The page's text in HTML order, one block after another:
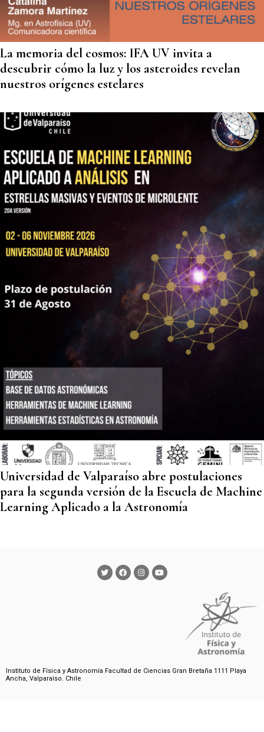
La memoria del cosmos: IFA UV invita a
descubrir cómo la luz y los asteroides revelan
nuestros orígenes estelares
Universidad de Valparaíso abre postulaciones
para la segunda versión de la Escuela de Machine
Learning Aplicado a la Astronomía
Instituto de Física y Astronomía Facultad de Ciencias Gran Bretaña 1111 Playa
Ancha, Valparaíso. Chile